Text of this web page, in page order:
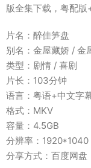
版全集下载，粤配版
片名：醉佳笋盘
别名：金屋藏娇 /
类型：剧情 / 喜剧
片长：103分钟
语言：粤语+中文字
格式：MKV
容量：4.5GB
分辨率：1920*1040
分享方式：百度网盘